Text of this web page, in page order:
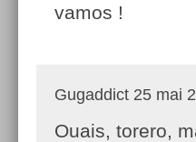
vamos !
Gugaddict 25 mai
Ouais, torero,